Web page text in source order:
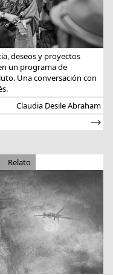
deseos y proyectos
un programa de
Una conversación con
Claudia Desile Abraham
Relato